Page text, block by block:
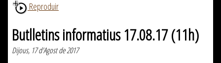
Reproduir
Butlletins informatius 17.08.17 (11h)
Dijous, 17 d'Agost de 2017